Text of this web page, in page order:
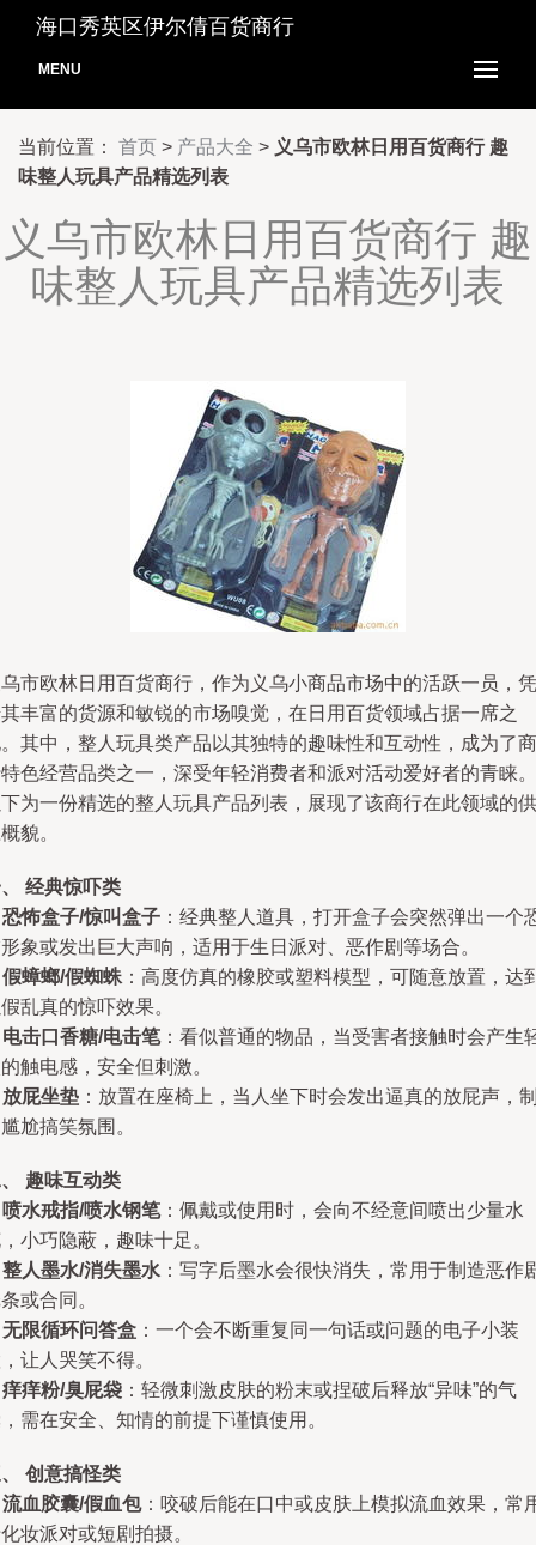
海口秀英区伊尔倩百货商行
MENU
当前位置： 首页 > 产品大全 > 义乌市欧林日用百货商行 趣
味整人玩具产品精选列表
义乌市欧林日用百货商行 趣
味整人玩具产品精选列表
市欧林日用百货商行，作为义乌小商品市场中的活跃一员，凭
丰富的货源和敏锐的市场嗅觉，在日用百货领域占据一席之
其中，整人玩具类产品以其独特的趣味性和互动性，成为了商
色经营品类之一，深受年轻消费者和派对活动爱好者的青睐。
为一份精选的整人玩具产品列表，展现了该商行在此领域的供
貌。
经典惊吓类
恐怖盒子/惊叫盒子 ：经典整人道具，打开盒子会突然弹出一个
象或发出巨大声响，适用于生日派对、恶作剧等场合。
假蟑螂/假蜘蛛 ：高度仿真的橡胶或塑料模型，可随意放置，达
乱真的惊吓效果。
电击口香糖/电击笔：看似普通的物品，当受害者接触时会产生
触电感，安全但刺激。
放屁坐垫 ：放置在座椅上，当人坐下时会发出逼真的放屁声，
尬搞笑氛围。
趣味互动类
喷水戒指/喷水钢笔：佩戴或使用时，会向不经意间喷出少量水
小巧隐蔽，趣味十足。
整人墨水/消失墨水 ：写字后墨水会很快消失，常用于制造恶作
或合同。
无限循环问答盒 ：一个会不断重复同一句话或问题的电子小装
让人哭笑不得。
痒痒粉/臭屁袋 ：轻微刺激皮肤的粉末或捏破后释放“异味”的气
需在安全、知情的前提下谨慎使用。
创意搞怪类
流血胶囊/假血包：咬破后能在口中或皮肤上模拟流血效果，常
妆派对或短剧拍摄。